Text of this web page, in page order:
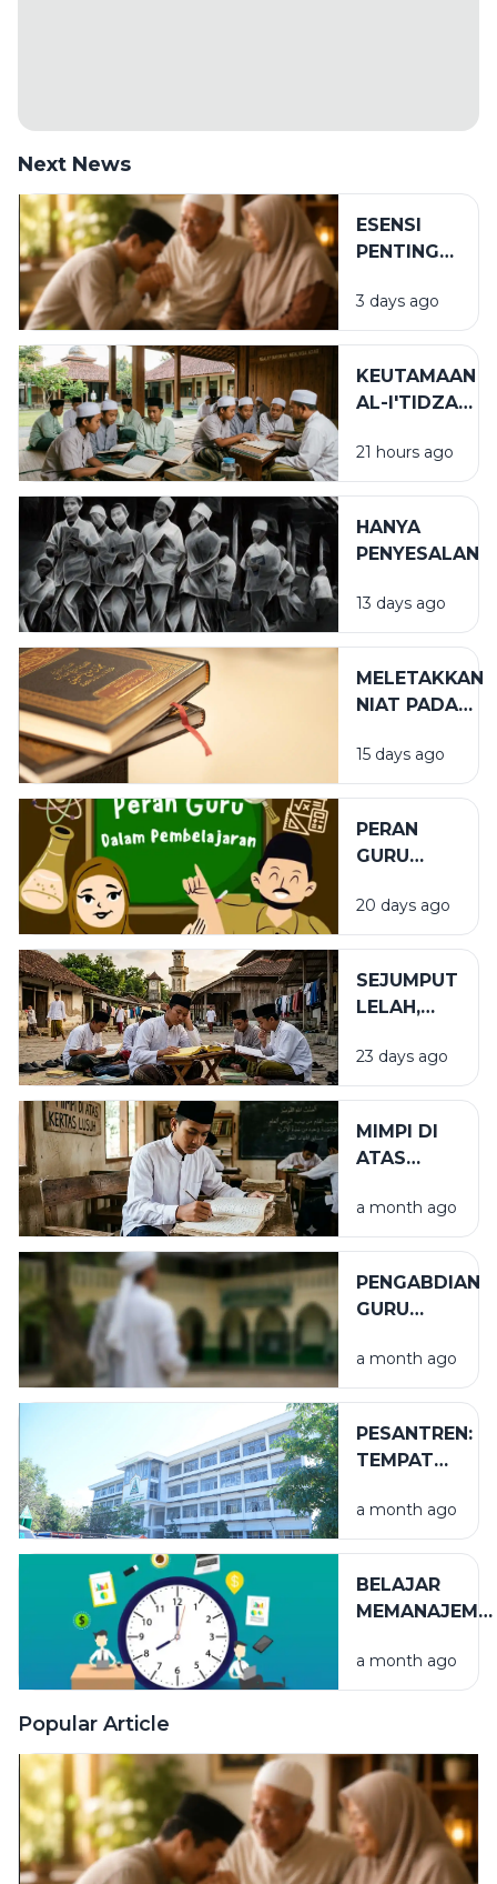
Next News
ESENSI
PENTING
BIRRUL
WALIDAIN
3 days ago
KEUTAMAAN
AL-I'TIDZAR
AFWU
DALAM
SPIRITUAL
21 hours ago
HANYA
PENYESALAN
13 days ago
MELETAKKAN
NIAT PADA
YANG TEPAT
15 days ago
PERAN
GURU
PENDIDIKAN
20 days ago
SEJUMPUT
LELAH,
BARAKAH
23 days ago
MIMPI DI
ATAS
LUSUH
a month ago
PENGABDIAN
GURU
a month ago
PESANTREN:
TEMPAT
YANG TAK
TERLIHAT
a month ago
BELAJAR
a month ago
Popular Article